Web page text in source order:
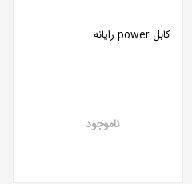
کابل power رایانه
ناموجود